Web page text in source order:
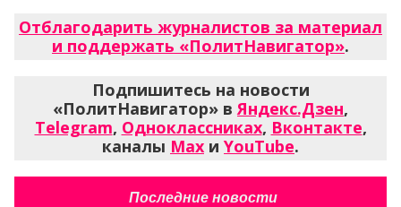
Отблагодарить журналистов за материал
и поддержать «ПолитНавигатор».
Подпишитесь на новости
«ПолитНавигатор» вЯндекс.Дзен,
Telegram, Одноклассниках, Вконтакте,
каналы Max и YouTube.
Последние новости